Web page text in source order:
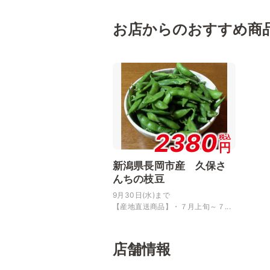
お店からのおすすめ商
2380税込
円
新潟県長岡市産 久保さ
んちの枝豆
9月30日(水)まで
【産地直送商品】・７月上旬～７...
店舗情報